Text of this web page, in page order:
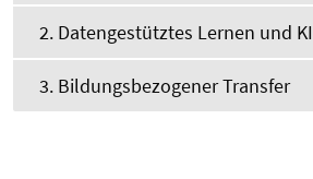
2. Datengestütztes Lernen und KI
3. Bildungsbezogener Transfer